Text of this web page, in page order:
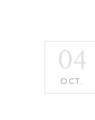
04
OCT.